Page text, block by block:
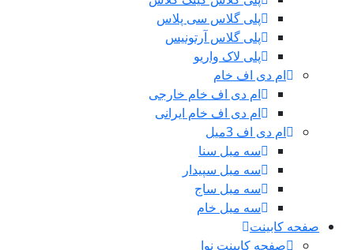
پلی گلاس سی پلاس
پلی گلاس آرتونیس
پلی لاک واریو
ام دی اف خام
ام دی اف خام خارجی
ام دی اف خام ایرانی
ام دی اف 3میل
سه میل سنا
سه میل سپیدار
سه میل ساج
سه میل خام
صفحه کابینت
صفحه کابینت نوا